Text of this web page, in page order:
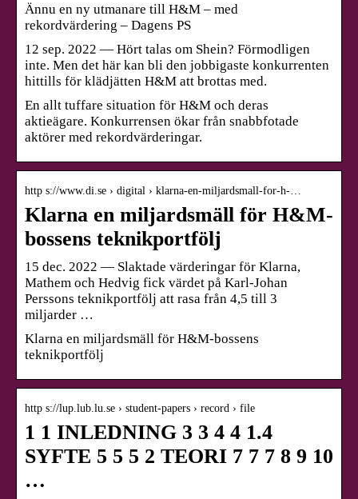
Ännu en ny utmanare till H&M – med
rekordvärdering – Dagens PS
12 sep. 2022 — Hört talas om Shein? Förmodligen
inte. Men det här kan bli den jobbigaste konkurrenten
hittills för klädjätten H&M att brottas med.
En allt tuffare situation för H&M och deras
aktieägare. Konkurrensen ökar från snabbfotade
aktörer med rekordvärderingar.
http s://www.di.se › digital › klarna-en-miljardsmall-for-h-…
Klarna en miljardsmäll för H&M-
bossens teknikportfölj
15 dec. 2022 — Slaktade värderingar för Klarna,
Mathem och Hedvig fick värdet på Karl-Johan
Perssons teknikportfölj att rasa från 4,5 till 3
miljarder …
Klarna en miljardsmäll för H&M-bossens
teknikportfölj
http s://lup.lub.lu.se › student-papers › record › file
1 1 INLEDNING 3 3 4 4 1.4
SYFTE 5 5 5 2 TEORI 7 7 7 8 9 10
…